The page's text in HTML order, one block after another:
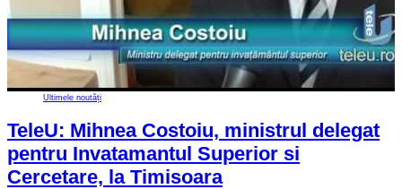
Ultimele noutăți
TeleU: Mihnea Costoiu, ministrul delegat
pentru Invatamantul Superior si
Cercetare, la Timisoara